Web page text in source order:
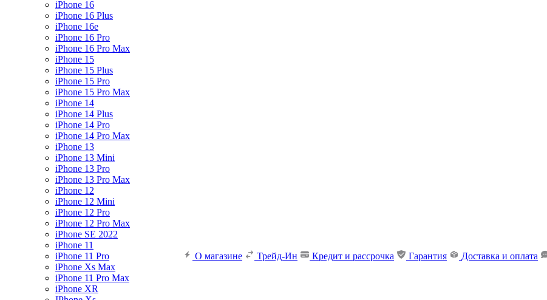
iPhone 16
iPhone 16 Plus
iPhone 16e
iPhone 16 Pro
iPhone 16 Pro Max
iPhone 15
iPhone 15 Plus
iPhone 15 Pro
iPhone 15 Pro Max
iPhone 14
iPhone 14 Plus
iPhone 14 Pro
iPhone 14 Pro Max
iPhone 13
iPhone 13 Mini
iPhone 13 Pro
iPhone 13 Pro Max
iPhone 12
iPhone 12 Mini
iPhone 12 Pro
iPhone 12 Pro Max
iPhone SE 2022
iPhone 11
iPhone 11 Pro
iPhone Xs Max
iPhone 11 Pro Max
iPhone XR
О магазине Трейд-Ин Кредит и рассрочка Гарантия Доставка и оплата